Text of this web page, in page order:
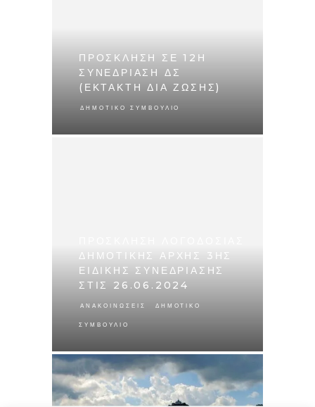
ΠΡΟΣΚΛΗΣΗ ΣΕ 12Η
ΣΥΝΕΔΡΙΑΣΗ ΔΣ
(ΈΚΤΑΚΤΗ ΔΙΑ ΖΏΣΗΣ)
ΔΗΜΟΤΙΚΌ ΣΥΜΒΟΎΛΙΟ
ΔΗΜΟΤΙΚΗΣ ΑΡΧΗΣ 3ΗΣ
ΕΙΔΙΚΗΣ ΣΥΝΕΔΡΙΑΣΗΣ
ΣΤΙΣ 26.06.2024
ΑΝΑΚΟΙΝΏΣΕΙΣ ΔΗΜΟΤΙΚΌ
ΣΥΜΒΟΎΛΙΟ